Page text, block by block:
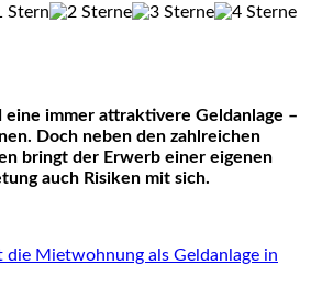
Doch neben den zahlreichen
bringt der Erwerb einer eigenen
auch Risiken mit sich.
die Mietwohnung als Geldanlage in